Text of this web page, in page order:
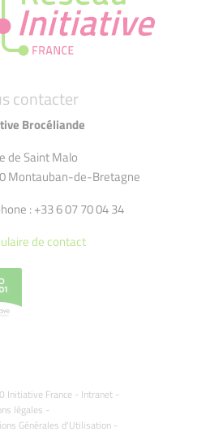
contacter
Brocéliande
de Saint Malo
Montauban-de-Bretagne
: +33 6 07 70 04 34
de contact
Initiative France - Intranet -
légales -
Générales d'Utilisation -